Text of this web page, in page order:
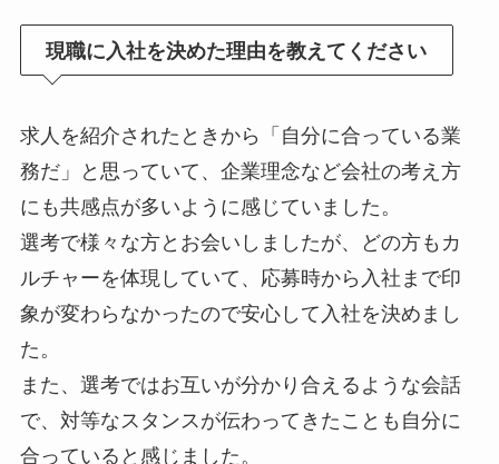
現職に入社を決めた理由を教えてください
求人を紹介されたときから「自分に合っている業
務だ」と思っていて、企業理念など会社の考え方
にも共感点が多いように感じていました。
選考で様々な方とお会いしましたが、どの方もカ
ルチャーを体現していて、応募時から入社まで印
象が変わらなかったので安心して入社を決めまし
た。
また、選考ではお互いが分かり合えるような会話
で、対等なスタンスが伝わってきたことも自分に
合っていると感じました。